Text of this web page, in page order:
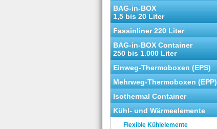
BAG-in-BOX
1,5 bis 20 Liter
Fassinliner 220 Liter
BAG-in-BOX Container
250 bis 1.000 Liter
Einweg-Thermoboxen (EPS)
Mehrweg-Thermoboxen (EPP)
Isothermal Container
Kühl- und Wärmeelemente
Flexible Kühlelemente